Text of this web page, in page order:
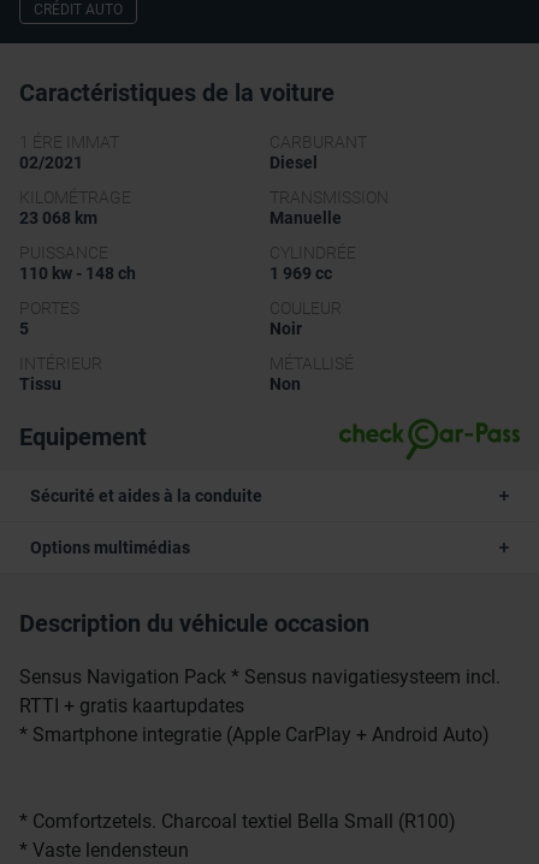
CRÉDIT AUTO
Caractéristiques de la voiture
1 ÉRE IMMAT
02/2021
CARBURANT
Diesel
KILOMÉTRAGE
23 068 km
TRANSMISSION
Manuelle
PUISSANCE
110 kw - 148 ch
CYLINDRÉE
1 969 cc
PORTES
5
COULEUR
Noir
INTÉRIEUR
Tissu
MÉTALLISÉ
Non
Equipement
Sécurité et aides à la conduite
Options multimédias
Description du véhicule occasion
Sensus Navigation Pack * Sensus navigatiesysteem incl.
RTTI + gratis kaartupdates
* Smartphone integratie (Apple CarPlay + Android Auto)
* Comfortzetels. Charcoal textiel Bella Small (R100)
* Vaste lendensteun